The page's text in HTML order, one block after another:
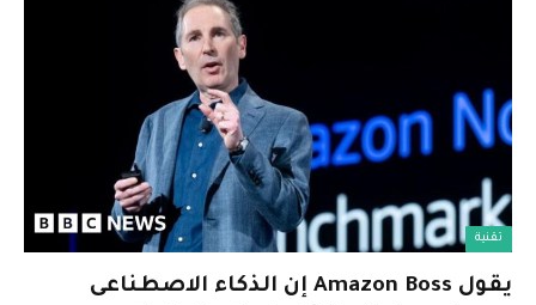
تقنية
يقول Amazon Boss إن الذكاء الاصطناعى